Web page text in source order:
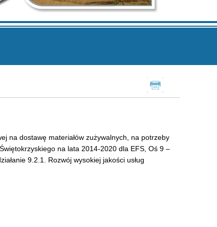
na dostawę materiałów zużywalnych, na potrzeby
na lata 2014-2020 dla EFS, Oś 9 –
9.2.1. Rozwój wysokiej jakości usług